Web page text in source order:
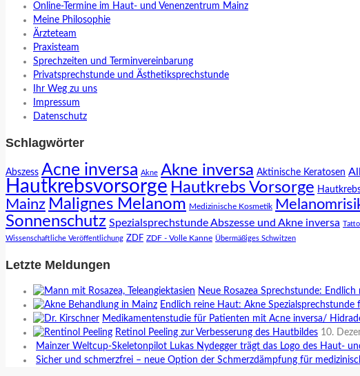
Online-Termine im Haut- und Venenzentrum Mainz
Meine Philosophie
Ärzteteam
Praxisteam
Sprechzeiten und Terminvereinbarung
Privatsprechstunde und Ästhetiksprechstunde
Ihr Weg zu uns
Impressum
Datenschutz
Schlagwörter
Abszess Acne inversa Akne Akne inversa Aktinische Keratosen
Hautkrebsvorsorge Hautkrebs Vorsorge
Mainz Malignes Melanom Medizinische Kosmetik
Sonnenschutz Spezialsprechstunde Abszesse und Akne inversa
Wissenschaftliche Veröffentlichung ZDF ZDF - Volle Kanne Übermäßiges Schwitzen
Letzte Meldungen
Neue Rosazea Sprechstunde:
Endlich reine Haut: Akne Spezialsprechstunde
Medikamentenstudie für Patienten mit Acne inversa/
Retinol Peeling zur Verbesserung des Hautbildes 10.
Mainzer Weltcup-Skeletonpilot Lukas Nydegger trägt das Logo des Haut-
Sicher und schmerzfrei – neue Option der Schmerzdämpfung für